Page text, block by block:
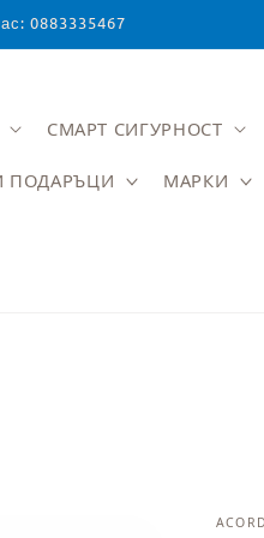
0883335467
СМАРТ СИГУРНОСТ
ПОДАРЪЦИ МАРКИ